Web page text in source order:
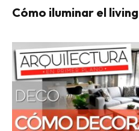
Cómo iluminar el living